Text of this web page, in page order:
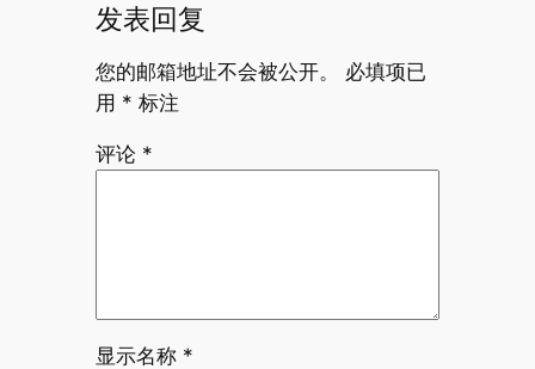
发表回复
您的邮箱地址不会被公开。
必填项已
用 * 标注
评论 *
显示名称 *